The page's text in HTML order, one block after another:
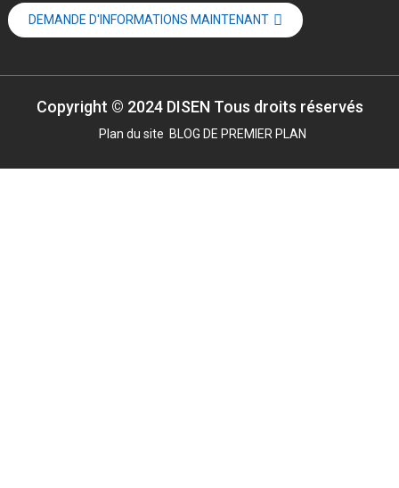
DEMANDE D'INFORMATIONS MAINTENANT
Copyright © 2024 DISEN Tous droits réservés
Plan du site BLOG DE PREMIER PLAN